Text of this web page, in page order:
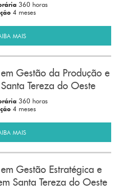
360 horas
4 meses
MAIS
Gestão da Produção e
Tereza do Oeste
360 horas
4 meses
MAIS
Gestão Estratégica e
Santa Tereza do Oeste